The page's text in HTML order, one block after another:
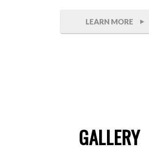
で職人さんも専属の方に依頼しております
目とコンクリート調の仕上げ。 完成が楽し
LEARN MORE
GALLERY